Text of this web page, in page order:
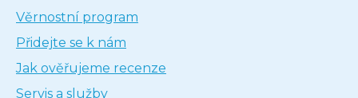
Věrnostní program
Přidejte se k nám
Jak ověřujeme recenze
Servis a služby